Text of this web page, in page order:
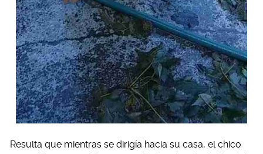
Resulta que mientras se dirigía hacia su casa, el chico